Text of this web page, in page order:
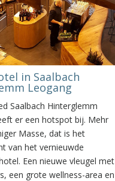
in Saalbach
Leogang
Saalbach Hinterglemm
er een hotspot bij. Mehr
Masse, dat is het
van het vernieuwde
Een nieuwe vleugel met
een grote wellness-area en